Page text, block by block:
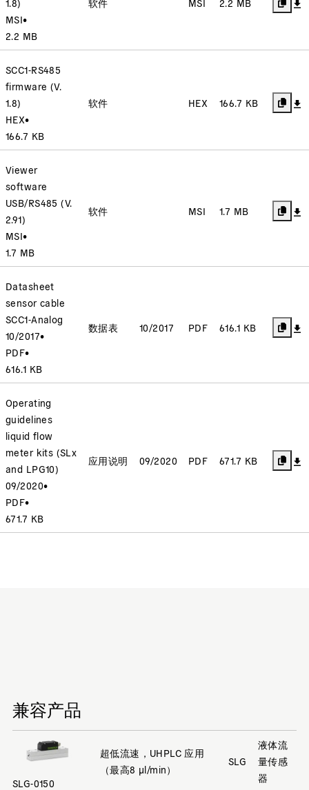
1.8)
MSI•
2.2 MB
软件 MSI 2.2 MB
SCC1-RS485
firmware (V.
1.8)
HEX•
166.7 KB
软件 HEX 166.7 KB
Viewer
software
USB/RS485 (V.
2.91)
MSI•
1.7 MB
软件 MSI 1.7 MB
Datasheet
sensor cable
SCC1-Analog
10/2017•
PDF•
616.1 KB
数据表 10/2017 PDF 616.1 KB
Operating
guidelines
liquid flow
meter kits (SLx
and LPG10)
09/2020•
PDF•
671.7 KB
应用说明 09/2020 PDF 671.7 KB
兼容产品
SLG-0150
超低流速，UHPLC 应用
（最高8 µl/min）
SLG
液体流
量传感
器